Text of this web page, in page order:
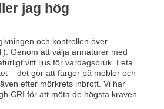
jag hög
och kontrollen över
Genom att välja armaturer med
vitt ljus för vardagsbruk. Leta
– det gör att färger på möbler och
efter mörkrets inbrott. Vi har
CRI för att möta de högsta kraven.